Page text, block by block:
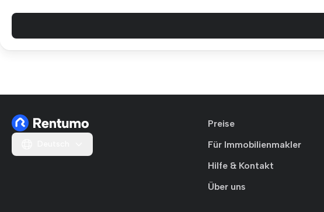
Preise
Für Immobilienmakler
Hilfe & Kontakt
Über uns